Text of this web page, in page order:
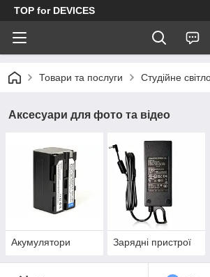
TOP for DEVICES
Товари та послуги Студійне
Аксесуари для фото та відео
Акумулятори Зарядні пристрої